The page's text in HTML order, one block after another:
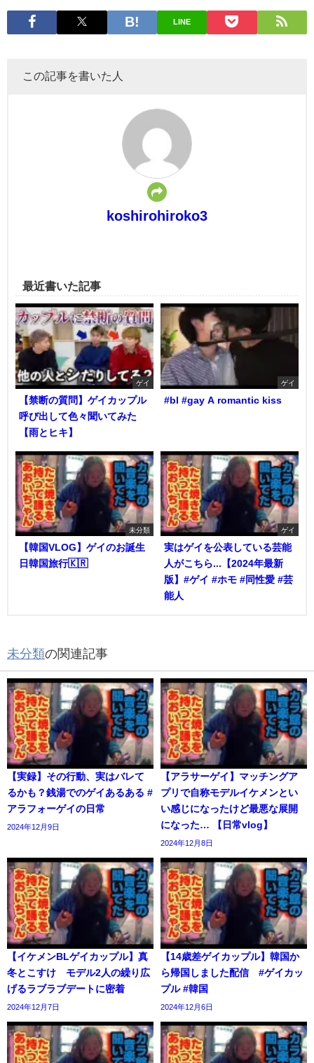
LINE
この記事を書いた人
koshirohiroko3
最近書いた記事
ゲイ
【禁断の質問】ゲイカップル
呼び出して色々聞いてみた
【雨とヒキ】
ゲイ
#bl #gay A romantic kiss
未分類
【韓国VLOG】ゲイのお誕生
日韓国旅行🇰🇷
ゲイ
実はゲイを公表している芸能
人がこちら...【2024年最新
版】#ゲイ #ホモ #同性愛 #芸
能人
未分類の関連記事
【実録】その行動、実はバレて
るかも？銭湯でのゲイあるある #
アラフォーゲイの日常
2024年12月9日
【アラサーゲイ】マッチングア
プリで自称モデルイケメンとい
い感じになったけど最悪な展開
になった… 【日常vlog】
2024年12月8日
【イケメンBLゲイカップル】真
冬とこすけ モデル2人の繰り広
げるラブラブデートに密着
2024年12月7日
【14歳差ゲイカップル】韓国か
ら帰国しました配信 #ゲイカッ
プル #韓国
2024年12月6日